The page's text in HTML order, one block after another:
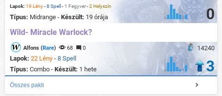
Lapok: 19 Lény-8 Spell - 1 Fegyver-2 Helyszín
Típus: Midrange - Készült: 19 órája 0
Wild- Miracle Warlock?
14240
Alfons (Rare) 68 0
Lapok: 22 Lény - 8 Spell
Típus: Combo - Készült: 1 hete 3
Összes pakli